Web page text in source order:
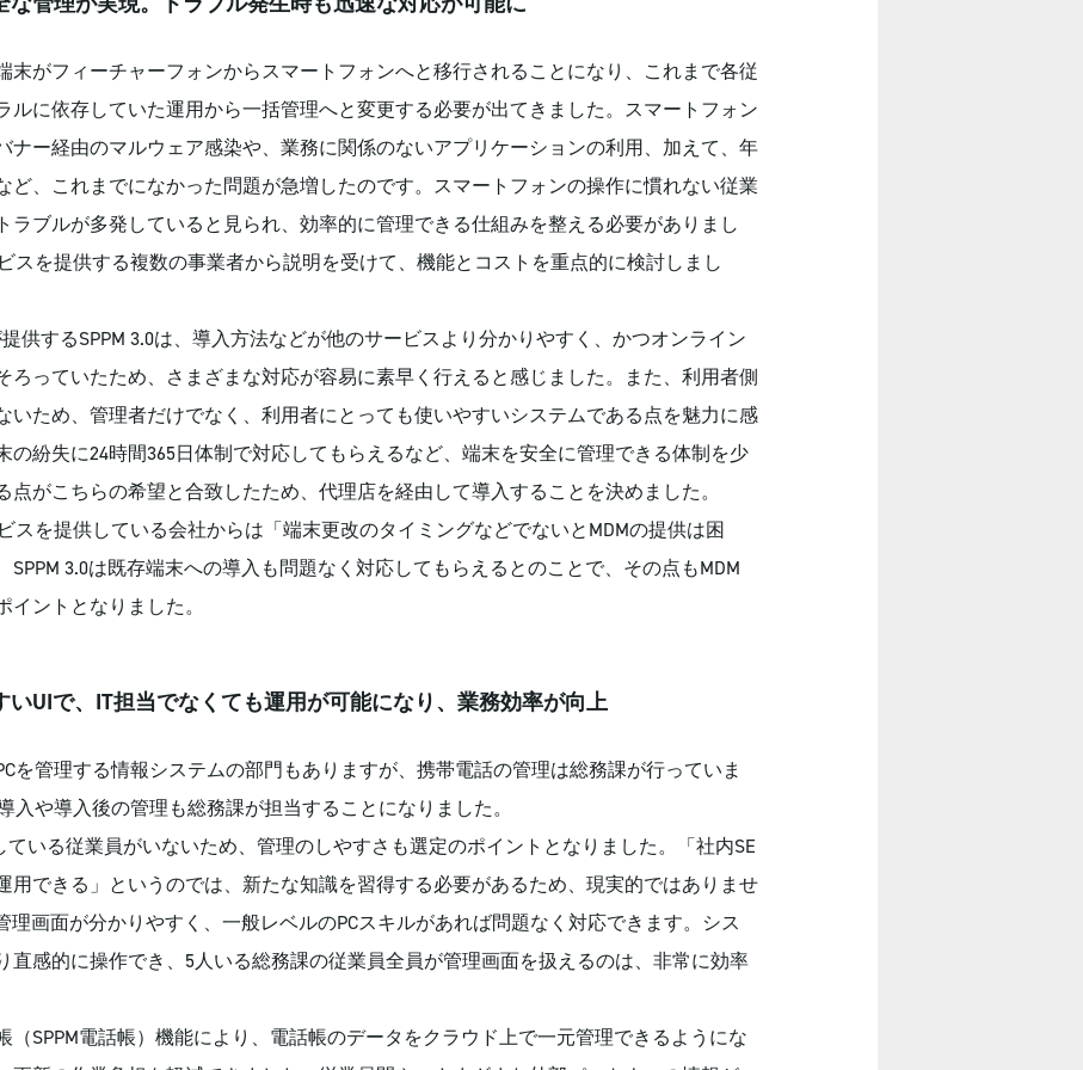
末がフィーチャーフォンからスマートフォンへと移行されることになり、これまで各従
ルに依存していた運用から一括管理へと変更する必要が出てきました。スマートフォン
ナー経由のマルウェア感染や、業務に関係のないアプリケーションの利用、加えて、年
ど、これまでになかった問題が急増したのです。スマートフォンの操作に慣れない従業
ラブルが多発していると見られ、効率的に管理できる仕組みを整える必要がありまし
スを提供する複数の事業者から説明を受けて、機能とコストを重点的に検討しまし
供するSPPM 3.0は、導入方法などが他のサービスより分かりやすく、かつオンライン
ろっていたため、さまざまな対応が容易に素早く行えると感じました。また、利用者側
いため、管理者だけでなく、利用者にとっても使いやすいシステムである点を魅力に感
の紛失に24時間365日体制で対応してもらえるなど、端末を安全に管理できる体制を少
点がこちらの希望と合致したため、代理店を経由して導入することを決めました。
スを提供している会社からは「端末更改のタイミングなどでないとMDMの提供は困
SPPM 3.0は既存端末への導入も問題なく対応してもらえるとのことで、その点もMDM
ントとなりました。
いUIで、IT担当でなくても運用が可能になり、業務効率が向上
を管理する情報システムの部門もありますが、携帯電話の管理は総務課が行っていま
入や導入後の管理も総務課が担当することになりました。
いる従業員がいないため、管理のしやすさも選定のポイントとなりました。「社内SE
用できる」というのでは、新たな知識を習得する必要があるため、現実的ではありませ
理画面が分かりやすく、一般レベルのPCスキルがあれば問題なく対応できます。シス
直感的に操作でき、5人いる総務課の従業員全員が管理画面を扱えるのは、非常に効率
SPPM電話帳）機能により、電話帳のデータをクラウド上で一元管理できるようにな